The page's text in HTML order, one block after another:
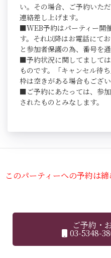
い。その場合、ご予約いた
連絡差し上げます。
■WEB予約はパーティー開
す。それ以降はお電話にて
と参加者保護の為、番号を
■予約状況に関してまして
ものです。「キャンセル待
枠は空きがある場合もござい
■ご予約にあたっては、参
されたものとみなします。
このパーティーへの予約は締
ご予約・
03-5348-